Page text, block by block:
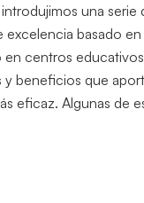
una
excelencia basado
en centros
y beneficios que
eficaz. Algunas de